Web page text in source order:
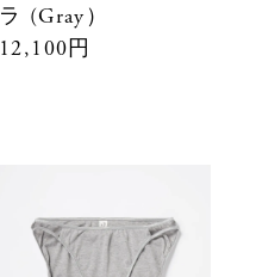
ラ (Gray）
12,100円